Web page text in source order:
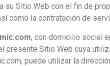
su Sitio Web con el fin de
como la contratación de
, con domicilio social
presente Sitio Web cuya
puede utilizar la